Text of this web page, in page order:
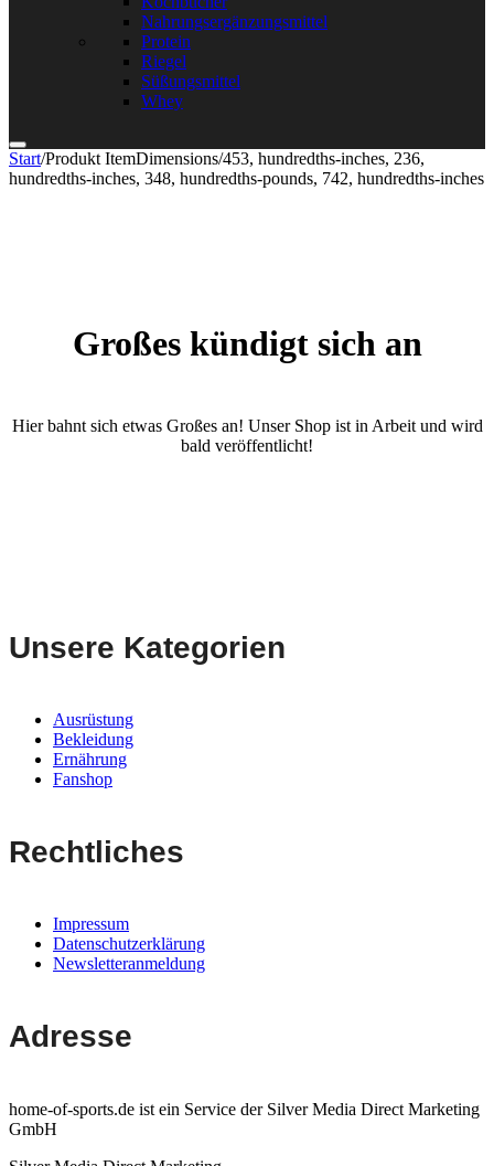
Nahrungsergänzungsmittel
Protein
Riegel
Süßungsmittel
Whey
Start/Produkt ItemDimensions/453, hundredths-inches, 236,
hundredths-inches, 348, hundredths-pounds, 742, hundredths-inches
Großes kündigt sich an
Hier bahnt sich etwas Großes an! Unser Shop ist in Arbeit und wird
bald veröffentlicht!
Unsere Kategorien
Ausrüstung
Bekleidung
Ernährung
Fanshop
Rechtliches
Impressum
Datenschutzerklärung
Newsletteranmeldung
Adresse
home-of-sports.de ist ein Service der Silver Media Direct Marketing
GmbH